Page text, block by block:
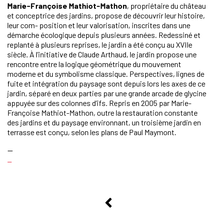
Marie-Françoise Mathiot-Mathon, propriétaire du château
et conceptrice des jardins, propose de découvrir leur histoire,
leur com- position et leur valorisation, inscrites dans une
démarche écologique depuis plusieurs années. Redessiné et
replanté à plusieurs reprises, le jardin a été conçu au XVIIe
siècle. À l’initiative de Claude Arthaud, le jardin propose une
rencontre entre la logique géométrique du mouvement
moderne et du symbolisme classique. Perspectives, lignes de
fuite et intégration du paysage sont depuis lors les axes de ce
jardin, séparé en deux parties par une grande arcade de glycine
appuyée sur des colonnes d’ifs. Repris en 2005 par Marie-
Françoise Mathiot-Mathon, outre la restauration constante
des jardins et du paysage environnant, un troisième jardin en
terrasse est conçu, selon les plans de Paul Maymont.
—
—